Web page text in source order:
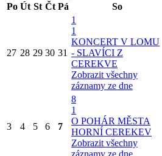
Po Út St Čt Pá So
27 28 29 30 31
1
1
KONCERT V LOMU
- SLAVÍCI Z
CEREKVE
Zobrazit všechny
záznamy ze dne
3 4 5 6 7
8
1
O POHÁR MĚSTA
HORNÍ CEREKEV
Zobrazit všechny
záznamy ze dne